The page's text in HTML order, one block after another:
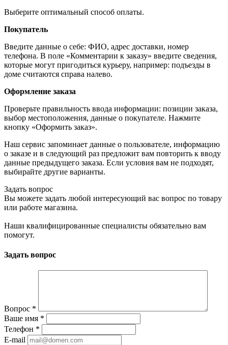
Выберите оптимальный способ оплаты.
Покупатель
Введите данные о себе: ФИО, адрес доставки, номер
телефона. В поле «Комментарии к заказу» введите сведения,
которые могут пригодиться курьеру, например: подъезды в
доме считаются справа налево.
Оформление заказа
Проверьте правильность ввода информации: позиции заказа,
выбор местоположения, данные о покупателе. Нажмите
кнопку «Оформить заказ».
Наш сервис запоминает данные о пользователе, информацию
о заказе и в следующий раз предложит вам повторить к вводу
данные предыдущего заказа. Если условия вам не подходят,
выбирайте другие варианты.
Задать вопрос
Вы можете задать любой интересующий вас вопрос по товару
или работе магазина.
Наши квалифицированные специалисты обязательно вам
помогут.
Задать вопрос
Вопрос *
Ваше имя *
Телефон *
E-mail